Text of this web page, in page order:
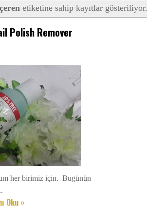
etiketine sahip kayıtlar gösteriliyor.
Polish Remover
her birimiz için. Bugünün
Oku »